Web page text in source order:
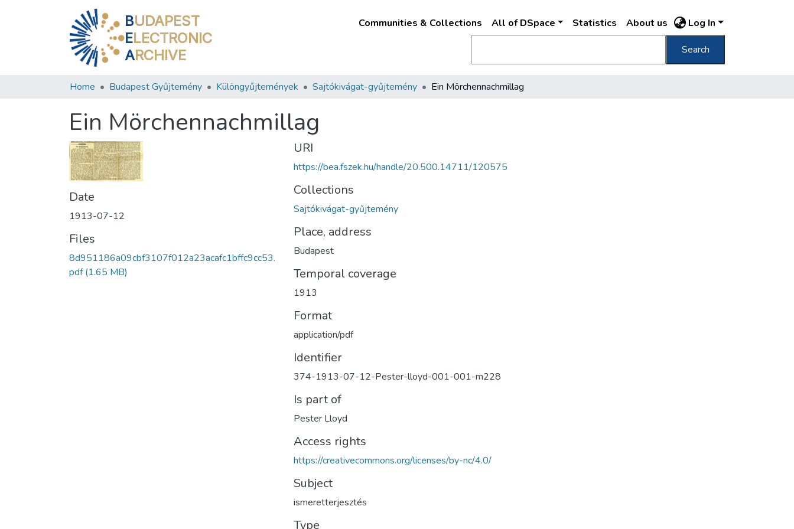
BUDAPEST
ELECTRONIC
ARCHIVE
Communities & Collections All of DSpace Statistics About us Log In
Search
Home Budapest Gyűjtemény Különgyűjtemények Sajtókivágat-gyűjtemény Ein Mörchennachmillag
Ein Mörchennachmillag
Date
1913-07-12
Files
8d951186a09cbf3107f012a23acafc1bffc9cc53.
pdf(1.65 MB)
URI
https://bea.fszek.hu/handle/20.500.14711/120575
Collections
Sajtókivágat-gyűjtemény
Place, address
Budapest
Temporal coverage
1913
Format
application/pdf
Identifier
374-1913-07-12-Pester-lloyd-001-001-m228
Is part of
Pester Lloyd
Access rights
https://creativecommons.org/licenses/by-nc/4.0/
Subject
ismeretterjesztés
Type